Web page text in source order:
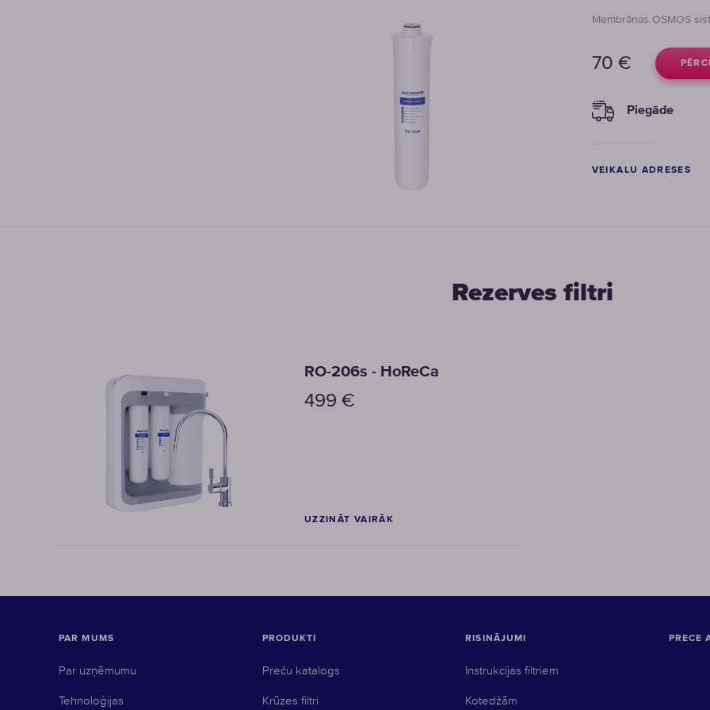
Membrānas OSMOS
70 €
Piegāde
VEIKALU ADRESES
Rezerves filtri
RO-206s - HoReCa
499 €
UZZINĀT VAIRĀK
PAR MUMS
Par uzņēmumu
Tehnoloģijas
PRODUKTI
Preču katalogs
Krūzes filtri
RISINĀJUMI
Instrukcijas filtriem
Kotedžām
PRECE